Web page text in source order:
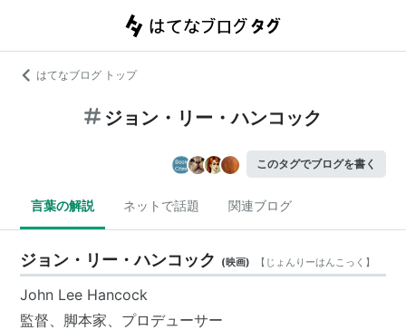
はてなブログ トップ
ジョン・リー・ハンコック
このタグでブログを書く
言葉の解説 ネットで話題 関連ブログ
ジョン・リー・ハンコック (映画) 【 じょんりーはんこっく 】
John Lee Hancock
監督、脚本家、プロデューサー